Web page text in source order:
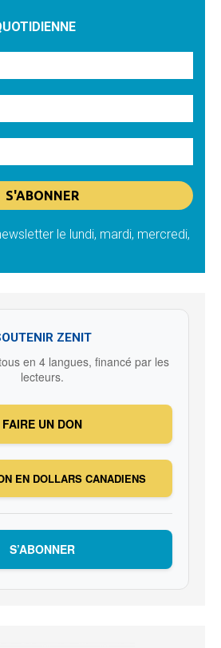
le lundi, mardi, mercredi,
ZENIT
en 4 langues, financé par les
lecteurs.
FAIRE UN DON
EN DOLLARS CANADIENS
S’ABONNER